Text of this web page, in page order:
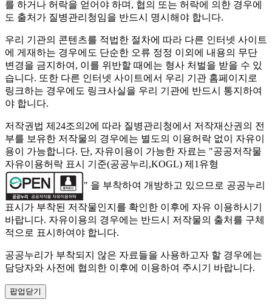
를 하거나 허락을 얻어야 하며, 협의 또는 허락에 의한 경우에
도 출처가 질병관리청임을 반드시 명시해야 합니다.
우리 기관의 콘텐츠를 적법한 절차에 따라 다른 인터넷 사이트
에 게재하는 경우에도 단순한 오류 정정 이외에 내용의 무단
변경을 금지하여, 이를 위반할 때에는 형사 처벌을 받을 수 있
습니다. 또한 다른 인터넷 사이트에서 우리 기관 홈페이지로
링크하는 경우에도 링크사실을 우리 기관에 반드시 통지하여
야 합니다.
저작권법 제24조의2에 따라 질병관리청에서 저작재산권의 전
부를 보유한 저작물의 경우에는 별도의 이용허락 없이 자유이
용이 가능합니다. 단, 자유이용이 가능한 자료는 "공공저작물
자유이용허락 표시 기준(공공누리,KOGL) 제1유형
" 을 부착하여 개방하고 있으므로 공공누리
표시가 부착된 저작물인지를 확인한 이후에 자유 이용하시기
바랍니다. 자유이용의 경우에는 반드시 저작물의 출처를 구체
적으로 표시하여야 합니다.
공공누리가 부착되지 않은 자료들을 사용하고자 할 경우에는
담당자와 사전에 협의한 이후에 이용하여 주시기 바랍니다.
팝업닫기